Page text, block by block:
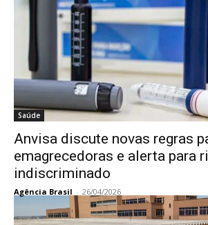
Saúde
Anvisa discute novas regras
emagrecedoras e alerta para
indiscriminado
Agência Brasil - 26/04/2026